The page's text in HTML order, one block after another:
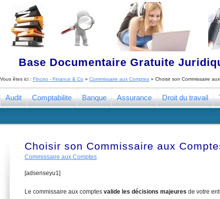
Base Documentaire Gratuite
Vous êtes ici : Finceo - Finance & Co » Commissaire aux Comptes » Choisir son Commissaire
Audit Comptabilite Banque Assurance Droit du travail
Choisir son Commissaire aux
Commissaire aux Comptes
[adsenseyu1]
Le commissaire aux comptes valide les décisions majeures de votre